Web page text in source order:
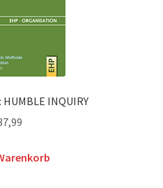
INQUIRY